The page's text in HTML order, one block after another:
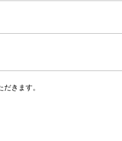
きます。